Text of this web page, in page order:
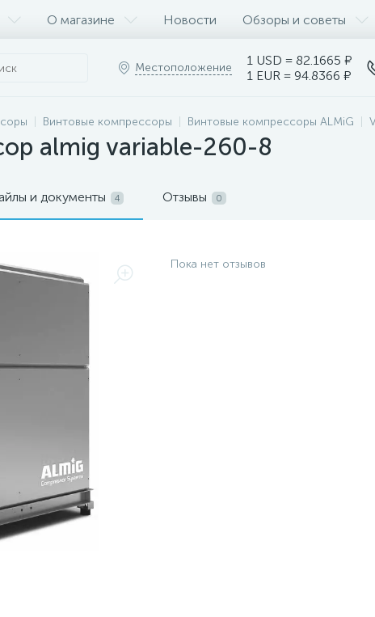
О магазине Новости Обзоры и советы
Местоположение
1 USD = 82.1665 ₽
1 EUR = 94.8366 ₽
Винтовые компрессоры Винтовые компрессоры ALMiG
almig variable-260-8
и документы 4 Отзывы 0
Пока нет отзывов